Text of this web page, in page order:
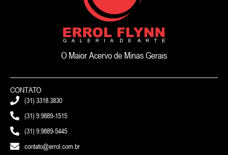
O Maior Acervo de Minas Gerais
CONTATO
(31) 3318.3830
(31) 9.9889-1515
(31) 9.9889-5445
contato@errol.com.br